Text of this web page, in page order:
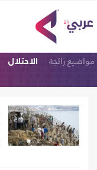
مواضيع رائجة الاحتلال